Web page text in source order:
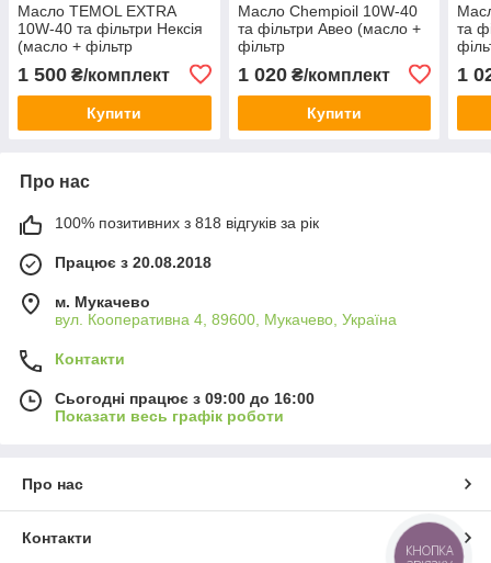
Масло TEMOL EXTRA
10W-40 та фільтри Нексія
(масло + фільтр
паливний)
1 500 ₴/комплект
Купити
Масло Chempioil 10W-40
та фільтри Авео (масло +
фільтр
1 020₴/комплект
Купити
та
1
Про нас
100% позитивних з 818 відгуків за рік
Працює з 20.08.2018
м. Мукачево
вул. Кооперативна 4, 89600, Мукачево, Україна
Контакти
Сьогодні працює з 09:00 до 16:00
Показати весь графік роботи
Про нас
Контакти
КНОПКА